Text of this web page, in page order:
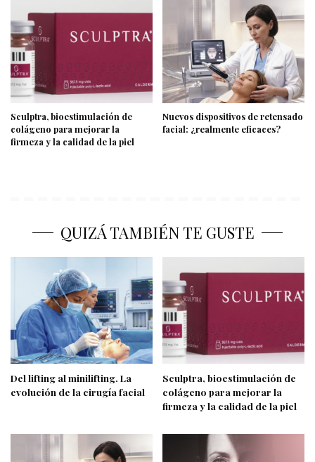
Sculptra, bioestimulación de
colágeno para mejorar la
firmeza y la calidad de la piel
Nuevos dispositivos de retensado
facial: ¿realmente eficaces?
QUIZÁ TAMBIÉN TE GUSTE
Del lifting al minilifting. La
evolución de la cirugía facial
Sculptra, bioestimulación de
colágeno para mejorar la
firmeza y la calidad de la piel